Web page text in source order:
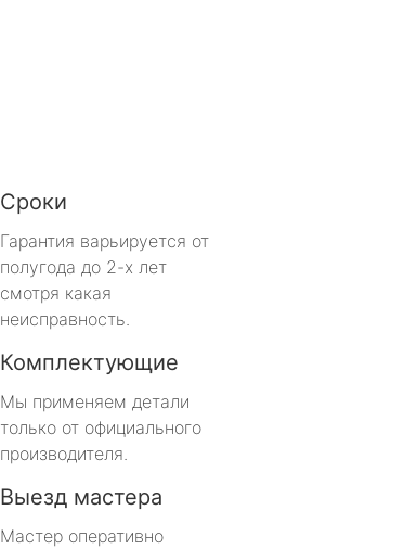
Сроки
Гарантия варьируется от
полугода до 2-х лет
смотря какая
неисправность.
Комплектующие
Мы применяем детали
только от официального
производителя.
Выезд мастера
Мастер оперативно